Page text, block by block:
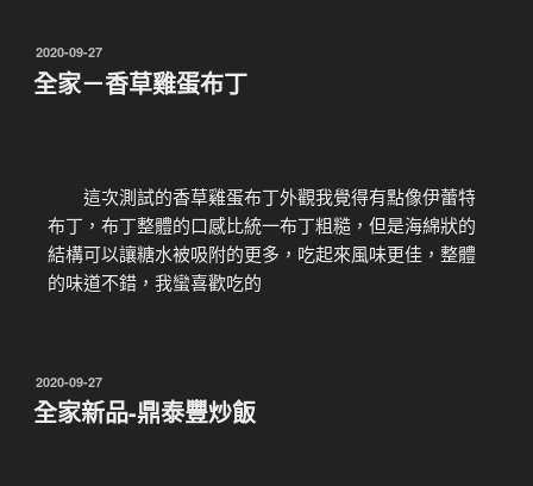
2020-09-27
全家－香草雞蛋布丁
這次測試的香草雞蛋布丁外觀我覺得有點像伊蕾特
布丁，布丁整體的口感比統一布丁粗糙，但是海綿狀的
結構可以讓糖水被吸附的更多，吃起來風味更佳，整體
的味道不錯，我蠻喜歡吃的
2020-09-27
全家新品-鼎泰豐炒飯